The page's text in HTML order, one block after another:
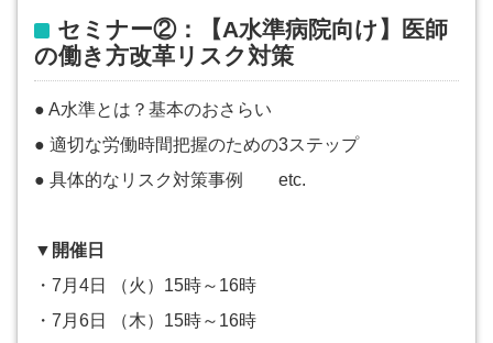
セミナー②：【A水準病院向け】医師
の働き方改革リスク対策
● A水準とは？基本のおさらい
● 適切な労働時間把握のための3ステップ
● 具体的なリスク対策事例 etc.
▼開催日
・7月4日 （火）15時～16時
・7月6日 （木）15時～16時